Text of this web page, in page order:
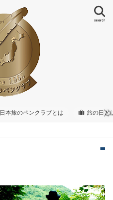
search
日本旅のペンクラブとは 旅の日と